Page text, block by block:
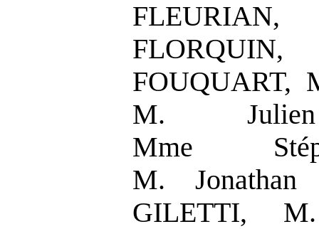
FOUQUART,
M. Julien
Mme
M.
GILETTI,